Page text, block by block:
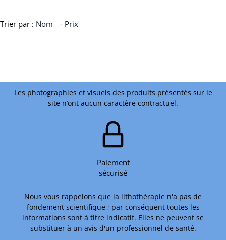
Trier par : Nom - Prix
Les photographies et visuels des produits présentés sur le
site n’ont aucun caractère contractuel.
Paiement
sécurisé
Nous vous rappelons que la lithothérapie n'a pas de
fondement scientifique ; par conséquent toutes les
informations sont à titre indicatif. Elles ne peuvent se
substituer à un avis d'un professionnel de santé.